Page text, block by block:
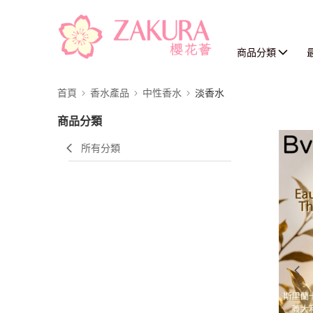
商品分類
首頁 香水產品 中性香水 淡香水
商品分類
所有分類